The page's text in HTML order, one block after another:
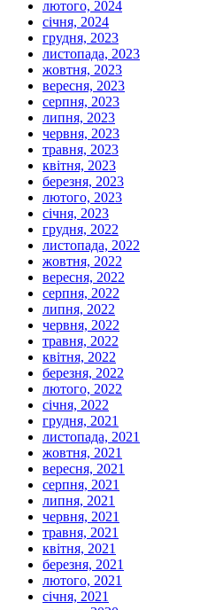
лютого, 2024
січня, 2024
грудня, 2023
листопада, 2023
жовтня, 2023
вересня, 2023
серпня, 2023
липня, 2023
червня, 2023
травня, 2023
квітня, 2023
березня, 2023
лютого, 2023
січня, 2023
грудня, 2022
листопада, 2022
жовтня, 2022
вересня, 2022
серпня, 2022
липня, 2022
червня, 2022
травня, 2022
квітня, 2022
березня, 2022
лютого, 2022
січня, 2022
грудня, 2021
листопада, 2021
жовтня, 2021
вересня, 2021
серпня, 2021
липня, 2021
червня, 2021
травня, 2021
квітня, 2021
березня, 2021
лютого, 2021
січня, 2021